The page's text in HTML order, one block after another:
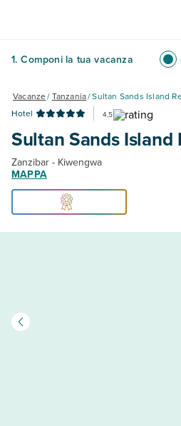
1. Componi la tua vacanza
Vacanze/Tanzania/Sultan Sands Island
Hotel
4,5
Sultan Sands Island
Zanzibar - Kiwengwa
MAPPA